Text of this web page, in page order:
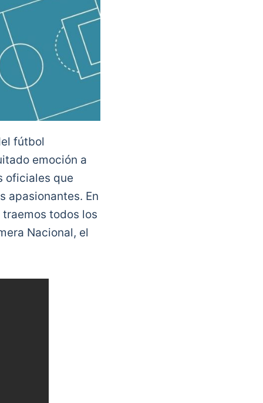
fútbol
emoción a
oficiales que
apasionantes. En
todos los
Nacional, el